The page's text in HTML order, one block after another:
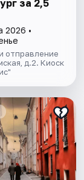
за 2,5
2026 •
отправление
д.2. Киоск